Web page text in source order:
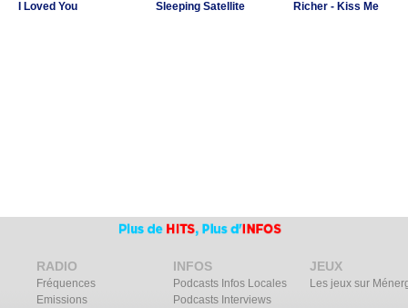
I Loved You
Sleeping Satellite
Richer - Kiss Me
RADIO
Fréquences
Emissions
INFOS
Podcasts Infos Locales
Podcasts Interviews
JEUX
Les jeux sur